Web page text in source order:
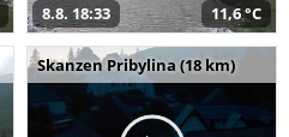
8.8. 18:33 11,6 °C
Skanzen Pribylina (18 km)